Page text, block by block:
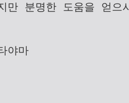
만 분명한 도움을 얻으
야마